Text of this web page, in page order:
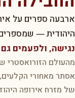
ארבעה ספרים על
היהודית —
נגישה, ולפעמים
מהעולם הזורואסטרי
אסתר מאחורי
של מזרח אירופה